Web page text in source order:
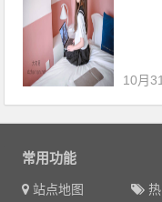
10月
常用功能
站点地图 热